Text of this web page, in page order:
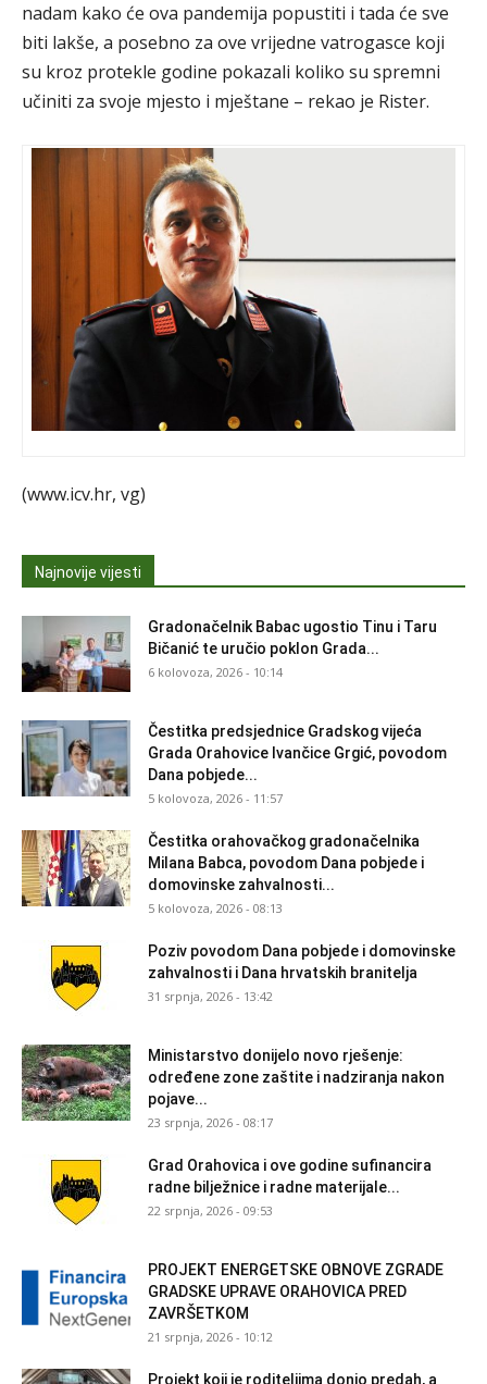
nadam kako će ova pandemija popustiti i tada će sve
biti lakše, a posebno za ove vrijedne vatrogasce koji
su kroz protekle godine pokazali koliko su spremni
učiniti za svoje mjesto i mještane – rekao je Rister.
(www.icv.hr, vg)
Najnovije vijesti
Gradonačelnik Babac ugostio Tinu i Taru
Bičanić te uručio poklon Grada...
6 kolovoza, 2026 - 10:14
Čestitka predsjednice Gradskog vijeća
Grada Orahovice Ivančice Grgić, povodom
Dana pobjede...
5 kolovoza, 2026 - 11:57
Čestitka orahovačkog gradonačelnika
Milana Babca, povodom Dana pobjede i
domovinske zahvalnosti...
5 kolovoza, 2026 - 08:13
Poziv povodom Dana pobjede i domovinske
zahvalnosti i Dana hrvatskih branitelja
31 srpnja, 2026 - 13:42
Ministarstvo donijelo novo rješenje:
određene zone zaštite i nadziranja nakon
pojave...
23 srpnja, 2026 - 08:17
Grad Orahovica i ove godine sufinancira
radne bilježnice i radne materijale...
22 srpnja, 2026 - 09:53
PROJEKT ENERGETSKE OBNOVE ZGRADE
GRADSKE UPRAVE ORAHOVICA PRED
ZAVRŠETKOM
21 srpnja, 2026 - 10:12
Projekt koji je roditeljima donio predah, a